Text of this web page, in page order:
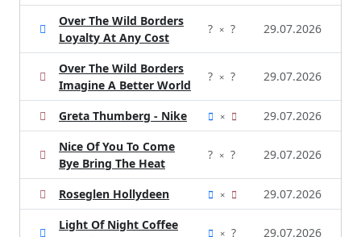
Over The Wild Borders
Loyalty At Any Cost
? × ? 29.07.2026
Over The Wild Borders
Imagine A Better World
? × ? 29.07.2026
Greta Thumberg - Nike ×
29.07.2026
Nice Of You To Come
Bye Bring The Heat
? × ? 29.07.2026
Roseglen Hollydeen ×
29.07.2026
Light Of Night Coffee
× ? 29.07.2026